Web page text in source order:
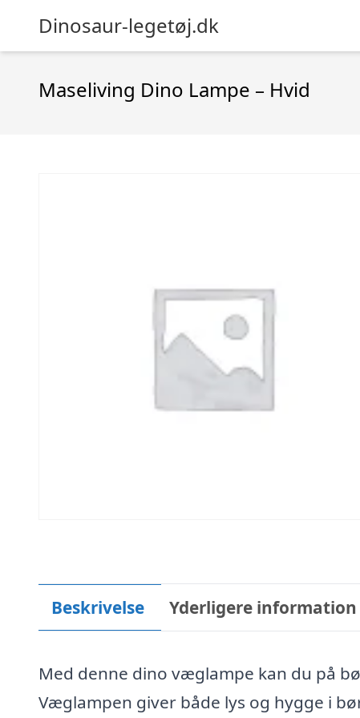
Dinosaur-legetøj.dk
Maseliving Dino Lampe – Hvid
Beskrivelse Yderligere information
Med denne dino væglampe kan du på
Væglampen giver både lys og hygge i